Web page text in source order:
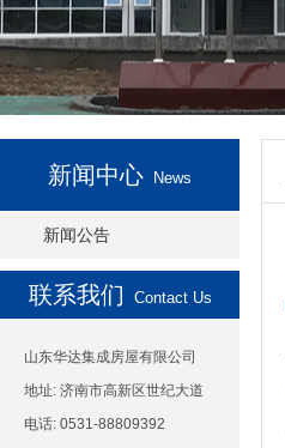
新闻中心 News
新闻公告
联系我们 Contact Us
山东华达集成房屋有限公司
地址: 济南市高新区世纪大道
电话: 0531-88809392